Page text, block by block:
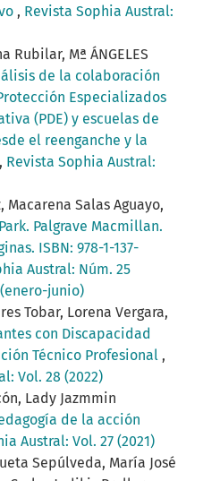
, Revista Sophia Austral:
Rubilar, Mª ÁNGELES
de la colaboración
Especializados
(PDE) y escuelas de
el reenganche y la
, Revista Sophia Austral:
Macarena Salas Aguayo,
Palgrave Macmillan.
ISBN: 978-1-137-
Austral: Núm. 25
junio)
Tobar, Lorena Vergara,
con Discapacidad
Técnico Profesional ,
Vol. 28 (2022)
Lady Jazmmin
de la acción
Austral: Vol. 27 (2021)
Sepúlveda, María José